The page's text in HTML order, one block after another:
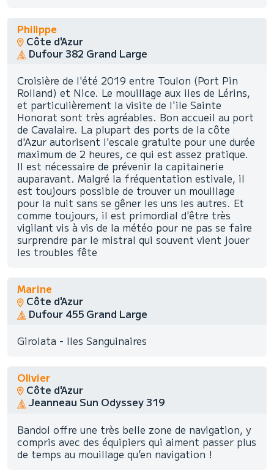
Philippe
Côte d'Azur
Dufour 382 Grand Large
Croisière de l'été 2019 entre Toulon (Port Pin
Rolland) et Nice. Le mouillage aux iles de Lérins,
et particulièrement la visite de l'ile Sainte
Honorat sont très agréables. Bon accueil au port
de Cavalaire. La plupart des ports de la côte
d'Azur autorisent l'escale gratuite pour une durée
maximum de 2 heures, ce qui est assez pratique.
Il est nécessaire de prévenir la capitainerie
auparavant. Malgré la fréquentation estivale, il
est toujours possible de trouver un mouillage
pour la nuit sans se gêner les uns les autres. Et
comme toujours, il est primordial d'être très
vigilant vis à vis de la météo pour ne pas se faire
surprendre par le mistral qui souvent vient jouer
les troubles fête
Marine
Côte d'Azur
Dufour 455 Grand Large
Girolata - Iles Sanguinaires
Olivier
Côte d'Azur
Jeanneau Sun Odyssey 319
Bandol offre une très belle zone de navigation, y
compris avec des équipiers qui aiment passer plus
de temps au mouillage qu’en navigation !